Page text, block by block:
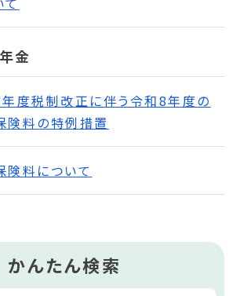
金
度税制改正に伴う令和8年度の
険料の特例措置
険料について
かんたん検索